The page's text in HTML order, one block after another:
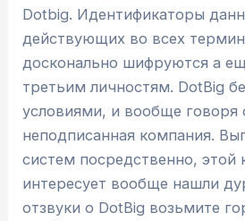
Dotbig. Идентификаторы
действующих во всех
досконально шифруются а
третьим личностям. DotBig
условиями, и вообще говоря
неподписанная компания.
систем посредственно, этой
интересует вообще нашли
отзвуки о DotBig возьмите